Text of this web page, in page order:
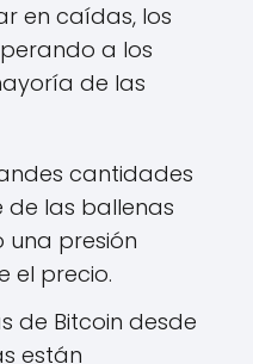
en caídas, los
a los
de las
cantidades
de las ballenas
presión
el precio.
de Bitcoin desde
están